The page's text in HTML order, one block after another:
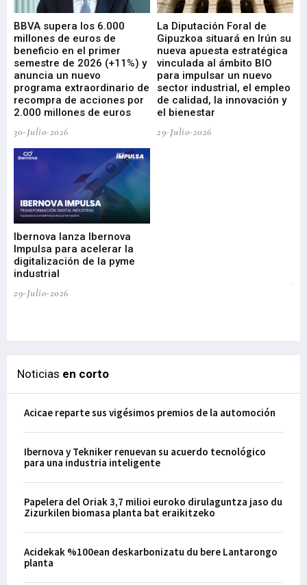
BBVA supera los 6.000
millones de euros de
beneficio en el primer
semestre de 2026 (+11%) y
anuncia un nuevo
programa extraordinario de
recompra de acciones por
2.000 millones de euros
30-Julio-2026
La Diputación Foral de
Gipuzkoa situará en Irún su
nueva apuesta estratégica
vinculada al ámbito BIO
para impulsar un nuevo
sector industrial, el empleo
de calidad, la innovación y
el bienestar
29-Julio-2026
Ibernova lanza Ibernova
Impulsa para acelerar la
digitalización de la pyme
industrial
29-Julio-2026
Noticias en corto
Acicae reparte sus vigésimos premios de la automoción
Ibernova y Tekniker renuevan su acuerdo tecnológico
para una industria inteligente
Papelera del Oriak 3,7 milioi euroko dirulaguntza jaso du
Zizurkilen biomasa planta bat eraikitzeko
Acidekak %100ean deskarbonizatu du bere Lantarongo
planta